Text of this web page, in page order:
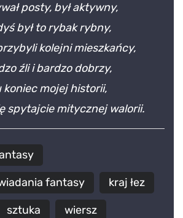
posty, był aktywny,
był to rybak rybny,
kolejni mieszkańcy,
źli i bardzo dobrzy,
koniec mojej historii,
spytajcie mitycznej walorii.
fantasy kraj łez
sztuka wiersz